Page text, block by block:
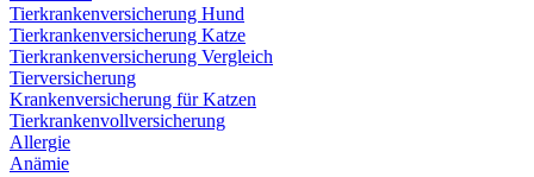
Tierkrankenversicherung Hund
Tierkrankenversicherung Katze
Tierkrankenversicherung Vergleich
Tierversicherung
Krankenversicherung für Katzen
Tierkrankenvollversicherung
Allergie
Anämie